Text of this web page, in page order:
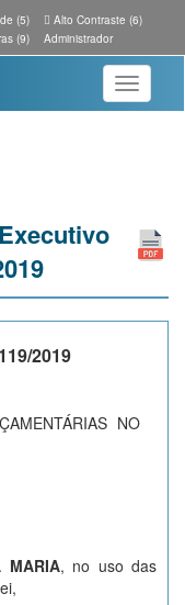
(5)
Alto Contraste (6)
(9) Administrador
Toggle
2019
NO
MARIA, no uso das